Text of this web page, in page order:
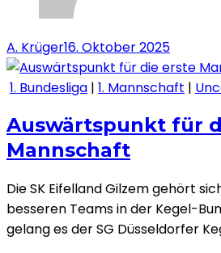
A. Krüger16. Oktober 2025
1. Bundesliga | 1. Mannschaft |
Auswärtspunkt für
Mannschaft
Die SK Eifelland Gilzem gehört
besseren Teams in der Kegel-
gelang es der SG Düsseldorfer